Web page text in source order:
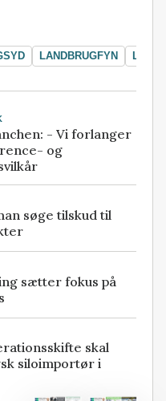
LANDBRUGFYN
- Vi forlanger
og
søge tilskud til
sætter fokus på
skal
siloimportør i